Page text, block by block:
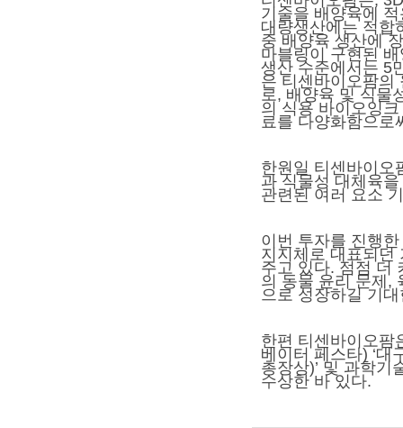
기술을 배양육에
대량생산에는 적합
중 배양육 생산에
마블링이 구현된
생산 수준에서는 5
은 티센바이오팜의
로, 배양육 및 식물
의 식용 바이오잉
료를 다양화함으로
한원일 티센바이오
과 식물성 대체육
관련된 여러 요소
이번 투자를 진행
지지체로 대표되던
주고 있다. 점점 더
의 동물 윤리 문제,
으로 성장하길 기
한편 티센바이오팜
베이터 페스타) ‘대
총장상)’ 및 과학기
수상한 바 있다.